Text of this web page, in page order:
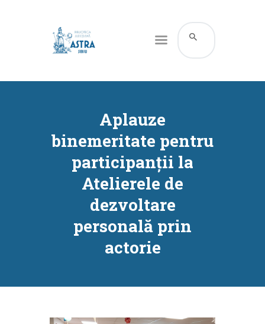
Aplauze
binemeritate pentru
participanții la
Atelierele de
dezvoltare
personală prin
actorie
CATALOG ONLINE
RESURSE
SERVICII
INFORMAȚII UTILE
CONTACT
CONTUL MEU